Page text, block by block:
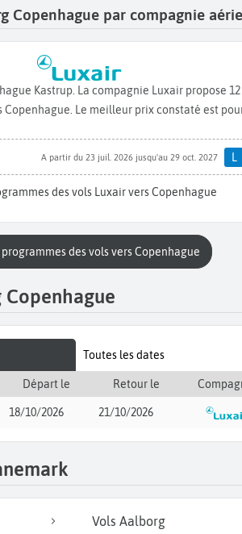
Copenhague par compagnie
Kastrup. La compagnie Luxair propose
Le meilleur prix constaté est
A partir du 23 juil. 2026 jusqu'au 29 oct. 2027 L
des vols Luxair vers Copenhague
programmes des vols vers Copenhague
Départ le Retour le
18/10/2026 21/10/2026
Vols Aalborg